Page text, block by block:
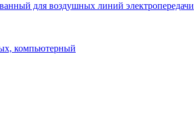
для воздушных линий электропередачи
компьютерный